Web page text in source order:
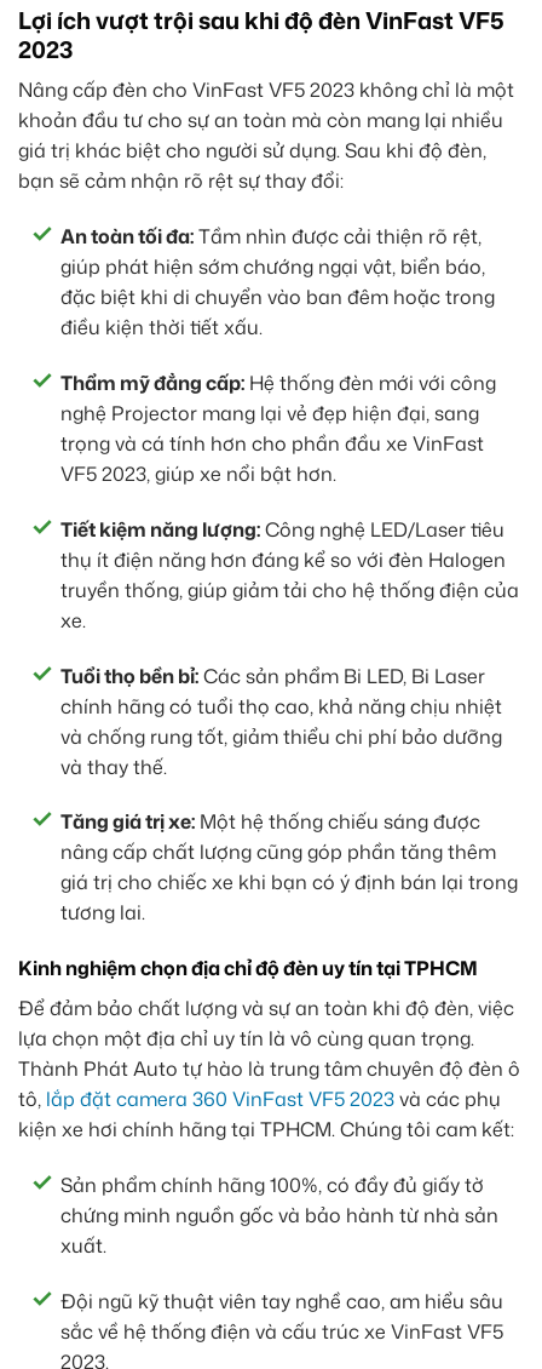
Lợi ích vượt trội sau khi độ đèn VinFast VF5
2023
Nâng cấp đèn cho VinFast VF5 2023 không chỉ là một
khoản đầu tư cho sự an toàn mà còn mang lại nhiều
giá trị khác biệt cho người sử dụng. Sau khi độ đèn,
bạn sẽ cảm nhận rõ rệt sự thay đổi:
An toàn tối đa:Tầm nhìn được cải thiện rõ rệt,
giúp phát hiện sớm chướng ngại vật, biển báo,
đặc biệt khi di chuyển vào ban đêm hoặc trong
điều kiện thời tiết xấu.
Thẩm mỹ đẳng cấp: Hệ thống đèn mới với công
nghệ Projector mang lại vẻ đẹp hiện đại, sang
trọng và cá tính hơn cho phần đầu xe VinFast
VF5 2023, giúp xe nổi bật hơn.
Tiết kiệm năng lượng:Công nghệ LED/Laser tiêu
thụ ít điện năng hơn đáng kể so với đèn Halogen
truyền thống, giúp giảm tải cho hệ thống điện của
xe.
Tuổi thọ bền bỉ:Các sản phẩm Bi LED, Bi Laser
chính hãng có tuổi thọ cao, khả năng chịu nhiệt
và chống rung tốt, giảm thiểu chi phí bảo dưỡng
và thay thế.
Tăng giá trị xe: Một hệ thống chiếu sáng được
nâng cấp chất lượng cũng góp phần tăng thêm
giá trị cho chiếc xe khi bạn có ý định bán lại trong
tương lai.
Kinh nghiệm chọn địa chỉ độ đèn uy tín tại TPHCM
Để đảm bảo chất lượng và sự an toàn khi độ đèn, việc
lựa chọn một địa chỉ uy tín là vô cùng quan trọng.
Thành Phát Auto tự hào là trung tâm chuyên độ đèn ô
tô, lắp đặt camera 360 VinFast VF5 2023và các phụ
kiện xe hơi chính hãng tại TPHCM. Chúng tôi cam kết:
Sản phẩm chính hãng 100%, có đầy đủ giấy tờ
chứng minh nguồn gốc và bảo hành từ nhà sản
xuất.
Đội ngũ kỹ thuật viên tay nghề cao, am hiểu sâu
sắc về hệ thống điện và cấu trúc xe VinFast VF5
2023.